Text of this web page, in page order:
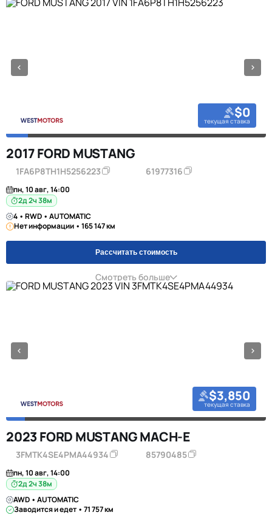
$0
текущая ставка
2017 FORD MUSTANG
1FA6P8TH1H5256223 61977316
пн, 10 авг, 14:00
2д 2ч 38м
4 • RWD • AUTOMATIC
Нет информации • 165 147 км
Рассчитать стоимость
Смотреть больше
$3,850
текущая ставка
2023 FORD MUSTANG MACH-E
3FMTK4SE4PMA44934 85790485
пн, 10 авг, 14:00
2д 2ч 38м
AWD • AUTOMATIC
Заводится и едет • 71 757 км